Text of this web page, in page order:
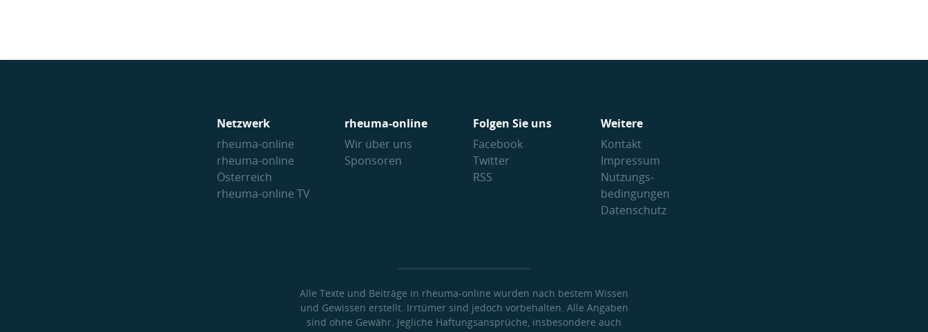
Netzwerk
rheuma-online
rheuma-online
Österreich
rheuma-online TV
rheuma-online
Wir über uns
Sponsoren
Folgen Sie uns
Facebook
Twitter
RSS
Weitere
Kontakt
Impressum
Nutzungs­
bedingungen
Datenschutz
Alle Texte und Beiträge in rheuma-online wurden nach bestem Wissen
und Gewissen erstellt. Irrtümer sind jedoch vorbehalten. Alle Angaben
sind ohne Gewähr. Jegliche Haftungsansprüche, insbesondere auch